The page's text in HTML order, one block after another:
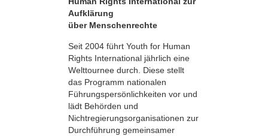
Aufklärung
über Menschenrechte
Seit 2004 führt Youth for Human
Rights International jährlich eine
Welttournee durch. Diese stellt
das Programm nationalen
Führungspersönlichkeiten vor und
lädt Behörden und
Nichtregierungsorganisationen zur
Durchführung gemeinsamer